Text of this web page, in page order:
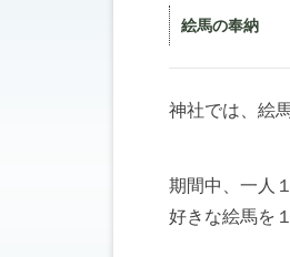
絵馬の奉納
神社では、絵
期間中、一人
好きな絵馬を